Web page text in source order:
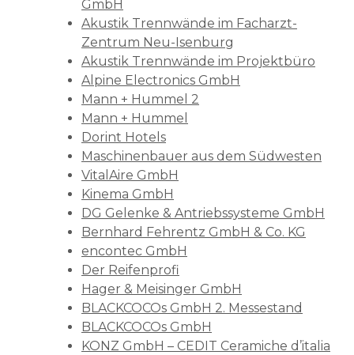
GmbH
Akustik Trennwände im Facharzt-
Zentrum Neu-Isenburg
Akustik Trennwände im Projektbüro
Alpine Electronics GmbH
Mann + Hummel 2
Mann + Hummel
Dorint Hotels
Maschinenbauer aus dem Südwesten
VitalAire GmbH
Kinema GmbH
DG Gelenke & Antriebssysteme GmbH
Bernhard Fehrentz GmbH & Co. KG
encontec GmbH
Der Reifenprofi
Hager & Meisinger GmbH
BLACKCOCOs GmbH 2. Messestand
BLACKCOCOs GmbH
KONZ GmbH – CEDIT Ceramiche d’italia